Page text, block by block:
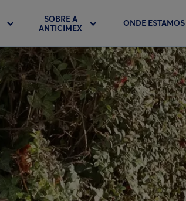
SOBRE A
ANTICIMEX
ONDE ESTAMOS